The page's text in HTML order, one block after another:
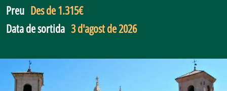
Preu Des de 1.315€
Data de sortida 3 d'agost de 2026